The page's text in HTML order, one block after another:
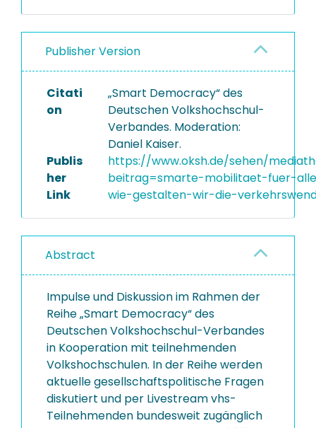
Publisher Version
Citati
on
„Smart Democracy“ des
Deutschen Volkshochschul-
Verbandes. Moderation:
Daniel Kaiser.
Publis
her
Link
https://www.oksh.de/sehen/
beitrag=smarte-mobilitaet-fuer-
wie-gestalten-wir-die-
Abstract
Impulse und Diskussion im Rahmen der
Reihe „Smart Democracy“ des
Deutschen Volkshochschul-Verbandes
in Kooperation mit teilnehmenden
Volkshochschulen. In der Reihe werden
aktuelle gesellschaftspolitische Fragen
diskutiert und per Livestream vhs-
Teilnehmenden bundesweit zugänglich